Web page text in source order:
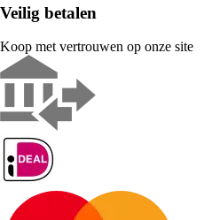
Veilig betalen
Koop met vertrouwen op onze site